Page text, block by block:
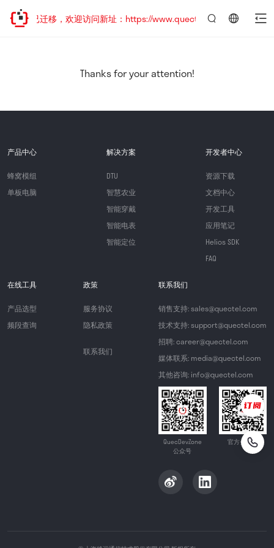
站地址已迁移，欢迎访问新址：https://www.quectel.com.cn
Thanks for your attention!
产品中心
蜂窝模组
单板电脑
解决方案
DTU
智慧农业
智能穿戴
智能电表
智能定位
开发者中心
资源下载
文档中心
开发工具
应用笔记
Helios SDK
FAQ
在线工具
产品选型
频段查询
政策
服务协议
隐私政策
联系我们
联系我们
销售支持: sales@quectel.com
技术支持: support@quectel.com
招聘: career@quectel.com
媒体联系: media@quectel.com
其他咨询: info@quectel.com
QuecDevZone
公众号
官方公众号